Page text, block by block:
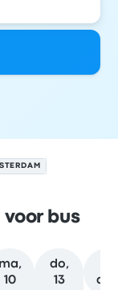
bus
ma,
10
do,
13